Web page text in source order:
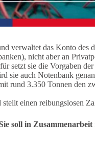
verwaltet das Konto des
nicht aber an
setzt sie die Vorgaben
sie auch Notenbank
rund 3.350 Tonnen den
einen reibungslosen
soll in